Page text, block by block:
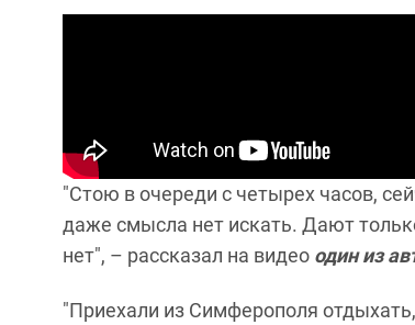
"Стою в очереди с четырех часов,
даже смысла нет искать. Дают
нет", – рассказал на видео один из
"Приехали из Симферополя